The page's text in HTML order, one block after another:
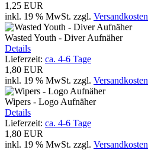
1,25 EUR
inkl. 19 % MwSt. zzgl. Versandkosten
Wasted Youth - Diver Aufnäher
Details
Lieferzeit: ca. 4-6 Tage
1,80 EUR
inkl. 19 % MwSt. zzgl. Versandkosten
Wipers - Logo Aufnäher
Details
Lieferzeit: ca. 4-6 Tage
1,80 EUR
inkl. 19 % MwSt. zzgl. Versandkosten